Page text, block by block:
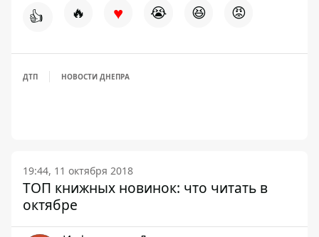
👍 🔥 ♥ 😭 😆 😡
ДТП НОВОСТИ ДНЕПРА
19:44, 11 октября 2018
ТОП книжных новинок: что читать в
октябре